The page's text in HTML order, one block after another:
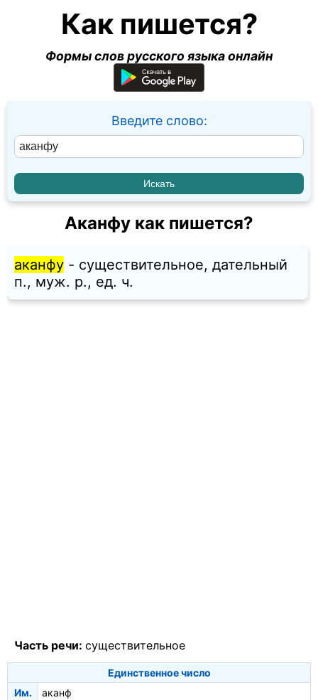
Как пишется?
Формы слов русского языка онлайн
Введите слово:
Аканфу как пишется?
аканфу - существительное, дательный
п., муж. p., ед. ч.
Часть речи: существительное
Единственное число
Им.
аканф